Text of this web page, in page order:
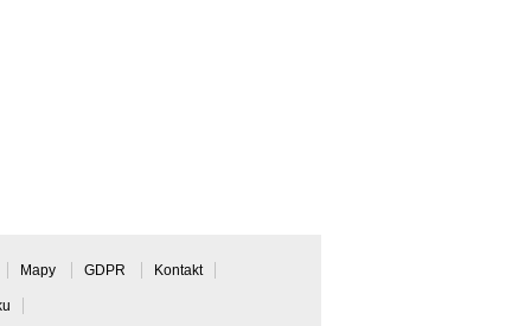
Mapy GDPR Kontakt